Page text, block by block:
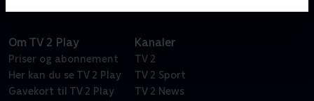
Om TV 2 Play
Priser og abonnement
Her kan du se TV 2 Play
Gavekort til TV 2 Play
Kanaler
TV 2
TV 2 Sport
TV 2 News